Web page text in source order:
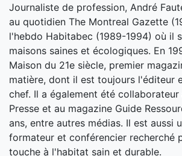
Journaliste de profession, André
au quotidien The Montreal Gazette
l'hebdo Habitabec (1989-1994) où il
maisons saines et écologiques. En
Maison du 21e siècle, premier
matière, dont il est toujours l'éditeur
chef. Il a également été
Presse et au magazine Guide
ans, entre autres médias. Il est aussi
formateur et conférencier recherché
touche à l'habitat sain et durable.